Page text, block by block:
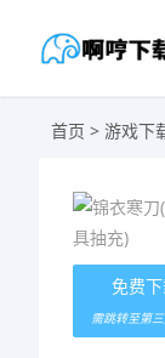
首页 > 游戏下
免费
需跳转至第